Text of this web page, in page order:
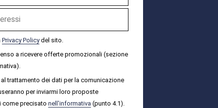
Privacy Policydel sito.
a ricevere offerte promozionali (sezione
trattamento dei dati per la comunicazione
per inviarmi loro proposte
come precisato nell'informativa (punto 4.1).